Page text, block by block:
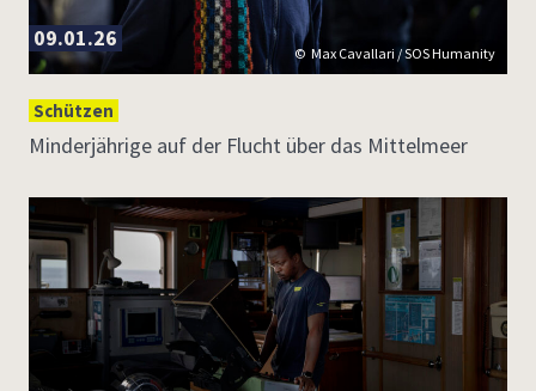
Max Cavallari / SOS Humanity
09.01.26
Schützen
Minderjährige auf der Flucht über das Mittelmeer